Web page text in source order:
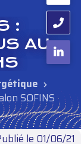
:
AU
SOFINS
le 01/06/21